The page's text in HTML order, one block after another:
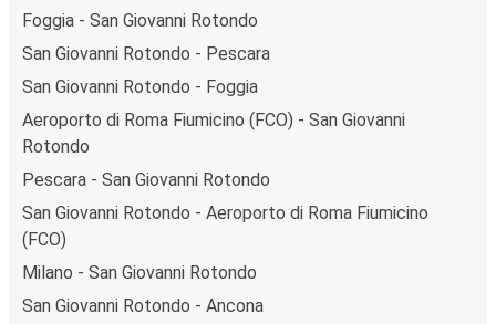
Foggia - San Giovanni Rotondo
San Giovanni Rotondo - Pescara
San Giovanni Rotondo - Foggia
Aeroporto di Roma Fiumicino (FCO) - San Giovanni
Rotondo
Pescara - San Giovanni Rotondo
San Giovanni Rotondo - Aeroporto di Roma Fiumicino
(FCO)
Milano - San Giovanni Rotondo
San Giovanni Rotondo - Ancona